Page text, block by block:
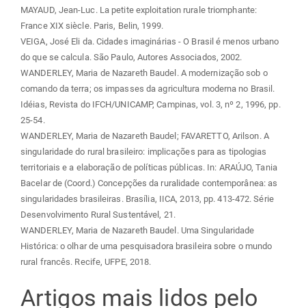
MAYAUD, Jean-Luc. La petite exploitation rurale triomphante:
France XIX siècle. Paris, Belin, 1999.
VEIGA, José Eli da. Cidades imaginárias - O Brasil é menos urbano
do que se calcula. São Paulo, Autores Associados, 2002.
WANDERLEY, Maria de Nazareth Baudel. A modernização sob o
comando da terra; os impasses da agricultura moderna no Brasil.
Idéias, Revista do IFCH/UNICAMP, Campinas, vol. 3, nº 2, 1996, pp.
25-54.
WANDERLEY, Maria de Nazareth Baudel; FAVARETTO, Arilson. A
singularidade do rural brasileiro: implicações para as tipologias
territoriais e a elaboração de políticas públicas. In: ARAÚJO, Tania
Bacelar de (Coord.) Concepções da ruralidade contemporânea: as
singularidades brasileiras. Brasília, IICA, 2013, pp. 413-472. Série
Desenvolvimento Rural Sustentável, 21.
WANDERLEY, Maria de Nazareth Baudel. Uma Singularidade
Histórica: o olhar de uma pesquisadora brasileira sobre o mundo
rural francês. Recife, UFPE, 2018.
Artigos mais lidos pelo